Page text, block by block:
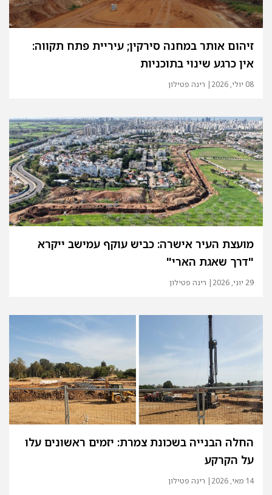
זיהום אותר במחנה סירקין; עיריית פתח תקווה:
אין כרגע שינוי בתוכניות
08 יולי, 2026 | רינה פטילון
מועצת העיר אישרה: כביש עוקף עמישב ייקרא
"דרך שאגת הארי"
29 יוני, 2026 | רינה פטילון
החלה הבנייה בשכונת צמרת: יזמים ראשונים עלו
על הקרקע
14 מאי, 2026 | רינה פטילון